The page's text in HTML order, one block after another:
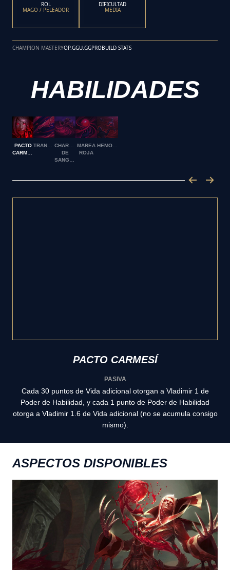
ROL
MAGO / PELEADOR
DIFICULTAD
MEDIA
CHAMPION MASTERYOP.GGU.GGPROBUILD STATS
HABILIDADES
PACTO
CHARCO
DE
MAREA
ROJA
HEMOPLAGA
PACTO CARMESÍ
PASIVA
Cada 30 puntos de Vida adicional otorgan a Vladimir 1 de
Poder de Habilidad, y cada 1 punto de Poder de Habilidad
otorga a Vladimir 1.6 de Vida adicional (no se acumula consigo
mismo).
ASPECTOS DISPONIBLES